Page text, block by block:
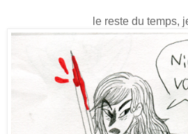
le reste du temps,